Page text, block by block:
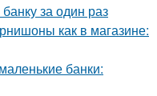
за один раз
как в магазине:
банки: